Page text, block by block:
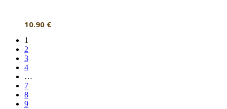
10.90 €
1
2
3
4
…
7
8
9